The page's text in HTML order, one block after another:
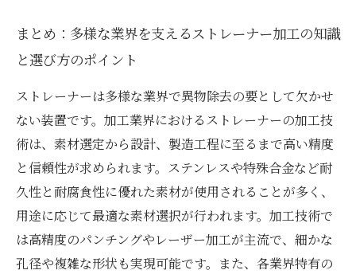
まとめ：多様な業界を支えるストレーナー加工の知識
と選び方のポイント
ストレーナーは多様な業界で異物除去の要として欠かせ
ない装置です。加工業界におけるストレーナーの加工技
術は、素材選定から設計、製造工程に至るまで高い精度
と信頼性が求められます。ステンレスや特殊合金など耐
久性と耐腐食性に優れた素材が使用されることが多く、
用途に応じて最適な素材選択が行われます。加工技術で
は高精度のパンチングやレーザー加工が主流で、細かな
孔径や複雑な形状も実現可能です。また、各業界特有の